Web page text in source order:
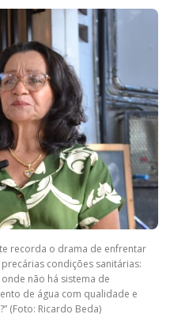
recorda o drama de enfrentar
condições sanitárias:
não há sistema de
de água com qualidade e
(Foto: Ricardo Beda)